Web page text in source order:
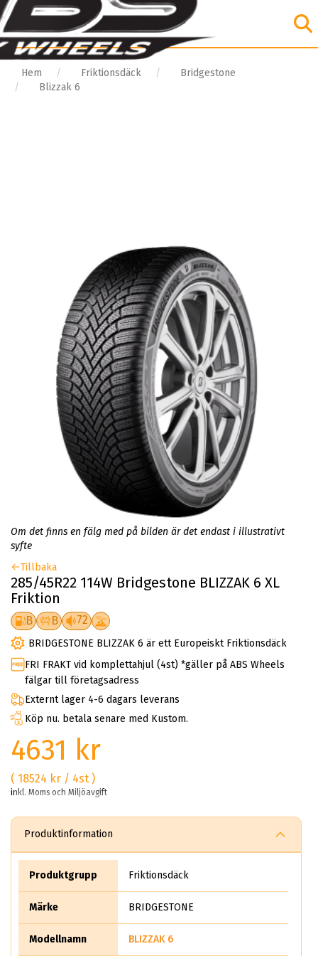
Hem Friktionsdäck
Bridgestone
Blizzak 6
Om det finns en fälg med på bilden är det endast i illustrativt
syfte
Tillbaka
285/45R22 114W Bridgestone BLIZZAK 6 XL
Friktion
B B 72
BRIDGESTONE BLIZZAK 6 är ett Europeiskt Friktionsdäck
FRI FRAKT vid komplettahjul (4st) *gäller på ABS Wheels
fälgar till företagsadress
Externt lager 4-6 dagars leverans
Köp nu. betala senare med Kustom.
4631 kr
( 18524 kr / 4st )
inkl. Moms och Miljöavgift
Produktinformation
Produktgrupp Friktionsdäck
Märke BRIDGESTONE
Modellnamn BLIZZAK 6